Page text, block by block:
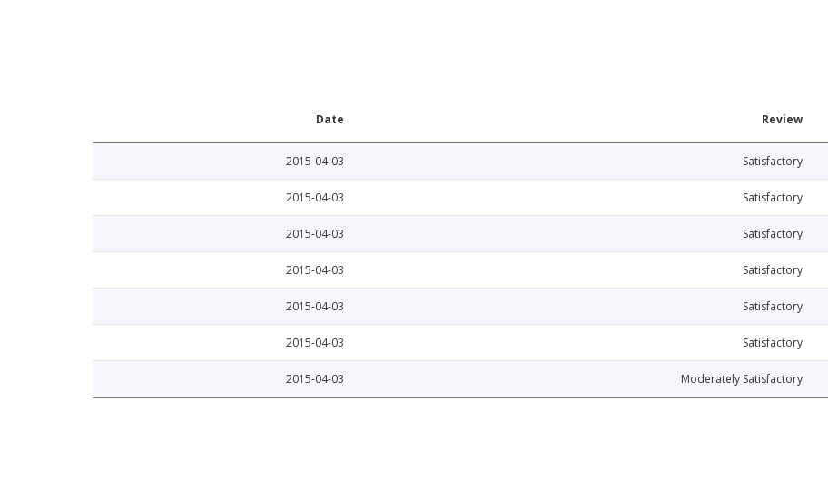
Review
Date
Satisfactory
2015-04-03
Satisfactory
2015-04-03
Satisfactory
2015-04-03
Satisfactory
2015-04-03
Satisfactory
2015-04-03
Satisfactory
2015-04-03
Moderately Satisfactory
2015-04-03